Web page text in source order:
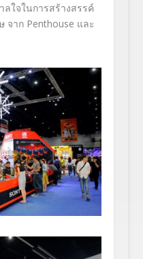
ลใจในการสร้างสรรค์
จาก Penthouse และ